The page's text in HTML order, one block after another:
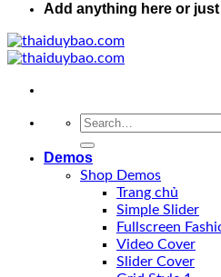
Add anything here or just
Demos
Shop Demos
Trang chủ
Simple Slider
Fullscreen
Video Cover
Slider Cover